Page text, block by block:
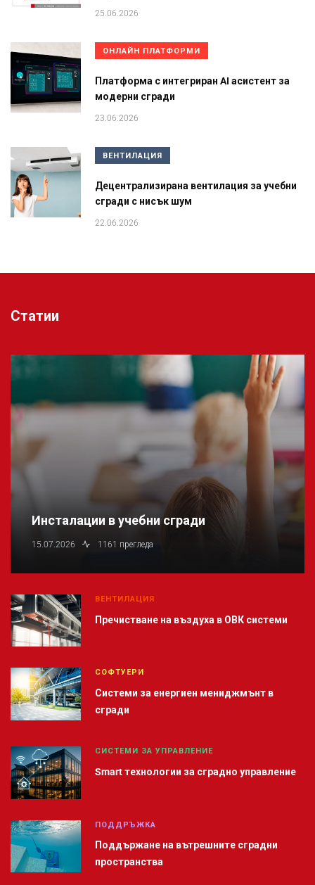
25.06.2026
ОНЛАЙН ПЛАТФОРМИ
Платформа с интегриран AI асистент за
модерни сгради
23.06.2026
ВЕНТИЛАЦИЯ
Децентрализирана вентилация за учебни
сгради с нисък шум
22.06.2026
Статии
Инсталации в учебни сгради
15.07.2026 1161 прегледа
ВЕНТИЛАЦИЯ
Пречистване на въздуха в ОВК системи
СОФТУЕРИ
Системи за енергиен мениджмънт в
сгради
СИСТЕМИ ЗА УПРАВЛЕНИЕ
Smart технологии за сградно управление
ПОДДРЪЖКА
Поддържане на вътрешните сградни
пространства